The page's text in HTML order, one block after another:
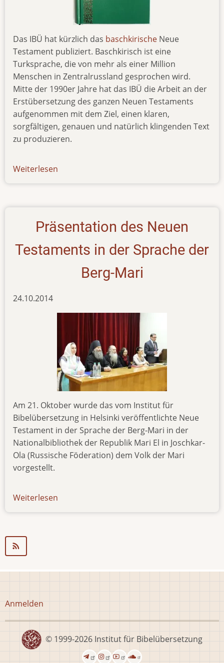
Das IBÜ hat kürzlich das baschkirische Neue
Testament publiziert. Baschkirisch ist eine
Turksprache, die von mehr als einer Million
Menschen in Zentralrussland gesprochen wird.
Mitte der 1990er Jahre hat das IBÜ die Arbeit an der
Erstübersetzung des ganzen Neuen Testaments
aufgenommen mit dem Ziel, einen klaren,
sorgfältigen, genauen und natürlich klingenden Text
zu produzieren.
Weiterlesen
230315
Präsentation des Neuen
Testaments in der Sprache der
Berg-Mari
24.10.2014
Am 21. Oktober wurde das vom Institut für
Bibelübersetzung in Helsinki veröffentlichte Neue
Testament in der Sprache der Berg-Mari in der
Nationalbibliothek der Republik Mari El in Joschkar-
Ola (Russische Föderation) dem Volk der Mari
vorgestellt.
Weiterlesen
Benutzermenü
Anmelden
© 1999-2026 Institut für Bibelübersetzung